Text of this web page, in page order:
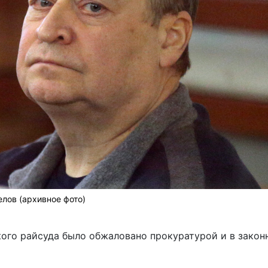
(архивное фото)
райсуда было обжаловано прокуратурой и в